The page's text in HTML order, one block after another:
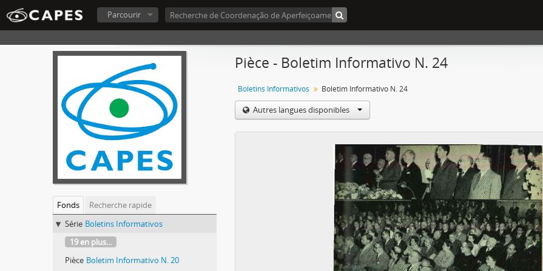
Parcourir
Fonds
Recherche rapide
Série Boletins Informativos
19 en plus...
Pièce Boletim Informativo N. 20
Pièce - Boletim Informativo N. 24
Boletins Informativos Boletim Informativo N. 24
Autres langues disponibles